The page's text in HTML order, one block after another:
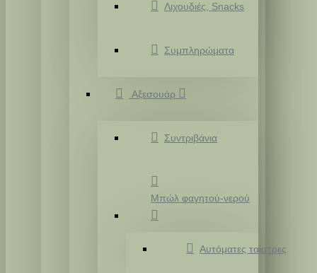
Λιχουδιές, Snacks
Συμπληρώματα
Αξεσουάρ
Συντριβάνια
Μπώλ φαγητού-νερού
Αυτόματες ταίστρες